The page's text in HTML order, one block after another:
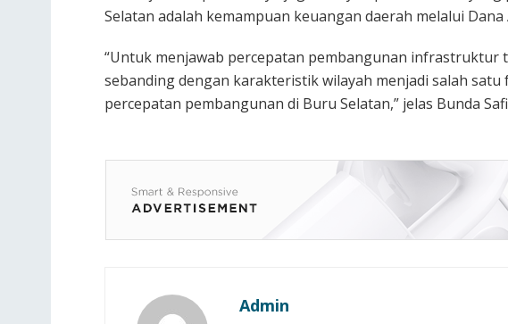
Selatan adalah kemampuan keuangan daerah melalui Dana
“Untuk menjawab percepatan pembangunan infrastruktur
sebanding dengan karakteristik wilayah menjadi salah
percepatan pembangunan di Buru Selatan,” jelas Bunda
Admin